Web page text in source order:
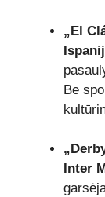
„El
Be
Inter